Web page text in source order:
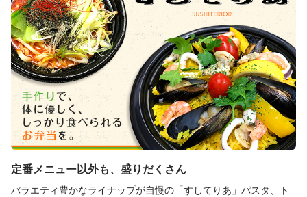
定番メニュー以外も、盛りだくさん
バラエティ豊かなライナップが自慢の「すしてりあ」パスタ、ト